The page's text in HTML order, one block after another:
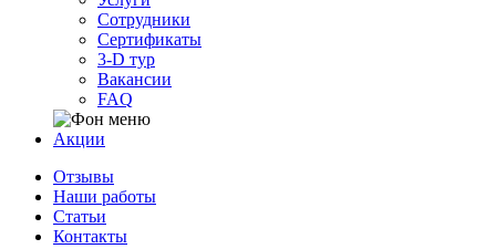
Сотрудники
Сертификаты
3-D тур
Вакансии
FAQ
Акции
Отзывы
Наши работы
Статьи
Контакты